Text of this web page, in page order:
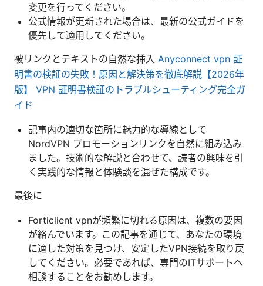
変更を行ってください。
公式情報が更新された場合は、最新の公式ガイドを
優先して適用してください。
被リンクとテキストの自然な挿入 Anyconnect vpn 証
明書の検証の失敗！原因と解決策を徹底解説【2026年
版】 VPN 証明書検証のトラブルシューティング完全ガ
イド
記事内の適切な箇所に魅力的な導線として
NordVPN プロモーションリンクを自然に組み込み
ました。技術的な解説と合わせて、読者の興味を引
く実践的な情報と体験談を混ぜた構成です。
最後に
Forticlient vpnが頻繁に切れる原因は、複数の要因
が絡んでいます。この記事を通じて、あなたの環境
に適した対策を見つけ、安定したVPN接続を取り戻
してください。必要であれば、専門のITサポートへ
相談することをお勧めします。